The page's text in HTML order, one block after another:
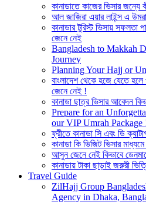
কানাডাতে কাজের ভিসার জন্যে
আল জাজিরা এয়ার লাইন্স এ
কানাডার টুরিস্ট ভিসায়
জেনে নেই
Bangladesh to Makkah
Journey
Planning Your Hajj or
বাংলাদেশ থেকে হজে যেতে
জেনে নেই !
কানাডা ছাত্র ভিসার আবেদন
Prepare for an
our VIP Umrah Package
ফ্রীতে কানাডা সি এবং ডি
কানাডা কি ভিজিট ভিসার
আসুন জেনে নেই কিভাবে
কানাডায় টাকা ছাড়াই জরুরী
Travel Guide
ZilHajj Group
Agency in Dhaka,